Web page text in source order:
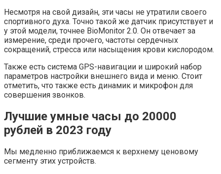
Несмотря на свой дизайн, эти часы не утратили своего
спортивного духа. Точно такой же датчик присутствует и
у этой модели, точнее BioMonitor 2.0. Он отвечает за
измерение, среди прочего, частоты сердечных
сокращений, стресса или насыщения крови кислородом.
Также есть система GPS-навигации и широкий набор
параметров настройки внешнего вида и меню. Стоит
отметить, что также есть динамик и микрофон для
совершения звонков.
Лучшие умные часы до 20000
рублей в 2023 году
Мы медленно приближаемся к верхнему ценовому
сегменту этих устройств.